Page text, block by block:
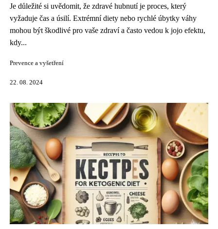
Je důležité si uvědomit, že zdravé hubnutí je proces, který
vyžaduje čas a úsilí. Extrémní diety nebo rychlé úbytky váhy
mohou být škodlivé pro vaše zdraví a často vedou k jojo efektu,
kdy...
Prevence a vyšetření
22. 08. 2024